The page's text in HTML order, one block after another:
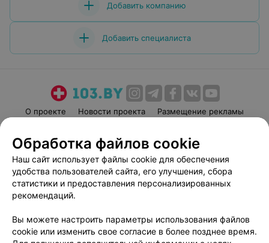
Добавить компанию
Добавить специалиста
О проекте Новости проекта
Размещение рекламы
Пользовательское соглашение
Способы оплаты
Вакансии
Партнеры
Написать руководителю 103.by
Обработка персональных данных
Обработка файлов cookie
Наш сайт использует файлы cookie для обеспечения
удобства пользователей сайта, его улучшения, сбора
статистики и предоставления персонализированных
рекомендаций.
Вы можете настроить параметры использования файлов
cookie или изменить свое согласие в более позднее время.